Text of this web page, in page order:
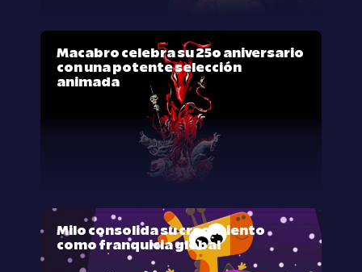
Macabro celebra su 25º aniversario
con una potente selección
animada
Milo consolida su crecimiento
como franquicia global